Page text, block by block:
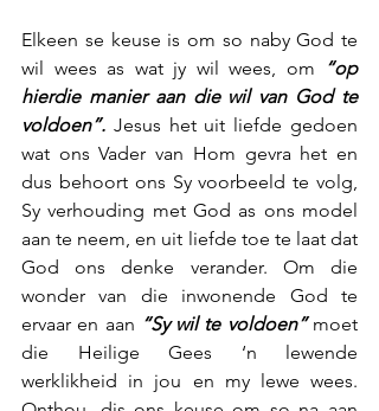
Elkeen se keuse is om so naby God te
wil wees as wat jy wil wees, om
“op
hierdie manier aan die wil van God te
voldoen”. Jesus het uit liefde gedoen
wat ons Vader van Hom gevra het en
dus behoort ons Sy voorbeeld te volg,
Sy verhouding met God as ons model
aan te neem, en uit liefde toe te laat dat
God ons denke verander. Om die
wonder van die inwonende God te
ervaar en aan “Sy wil te voldoen” moet
die Heilige Gees ‘n lewende
werklikheid in jou en my lewe wees.